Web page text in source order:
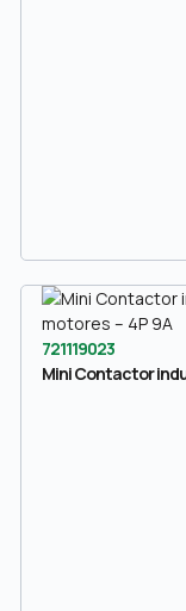
721119023
Mini Contactor